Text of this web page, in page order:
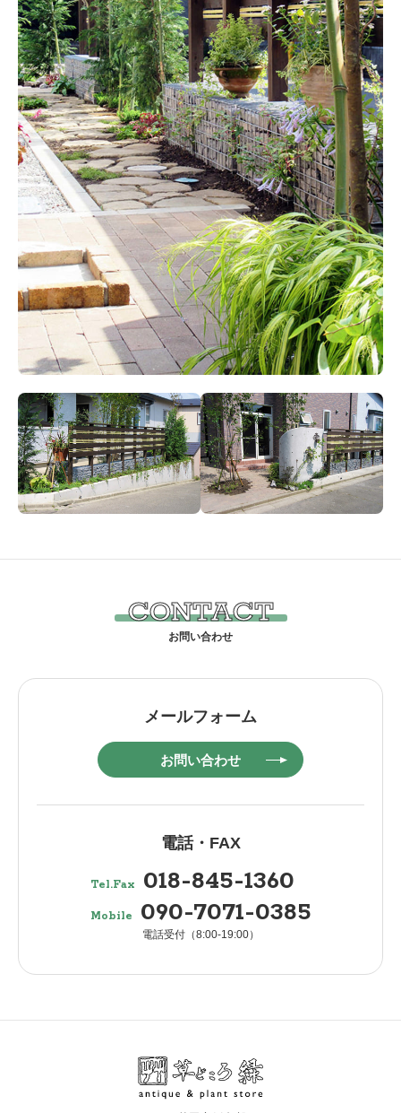
CONTACT
メールフォーム
お問い合わせ
電話・FAX
Tel.Fax 018-845-1360
Mobile 090-7071-0385
電話受付（8:00-19:00）